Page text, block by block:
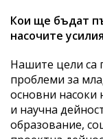
Кои ще бъдат
насочите
Нашите цели са
проблеми за
основни насоки
и научна
образование,